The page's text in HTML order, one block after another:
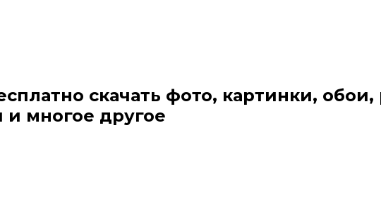
скачать фото, картинки,
многое другое